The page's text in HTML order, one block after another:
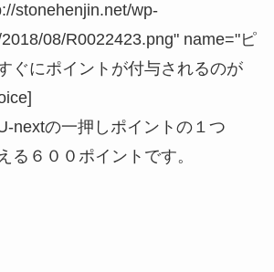
stonehenjin.net/wp-
08/R0022423.png" name="ピ
ぐにポイントが付与されるのが
nextの一押しポイントの１つ
る６００ポイントです。